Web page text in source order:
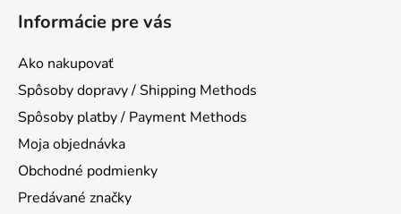
Informácie pre vás
Ako nakupovať
Spôsoby dopravy / Shipping Methods
Spôsoby platby / Payment Methods
Moja objednávka
Obchodné podmienky
Predávané značky